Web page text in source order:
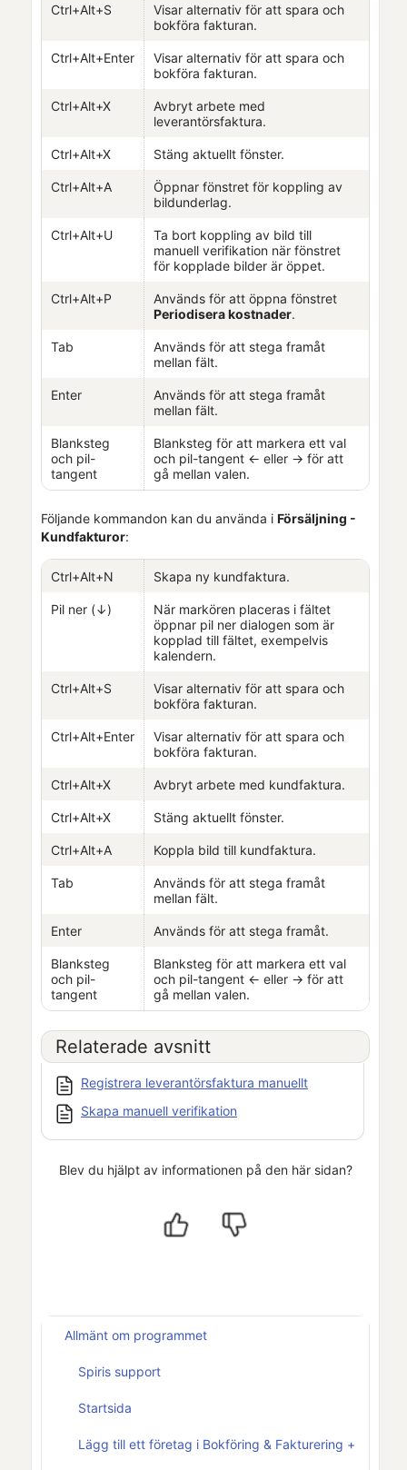
Ctrl+Alt+S
Visar alternativ för att spara och
bokföra fakturan.
Ctrl+Alt+Enter
Visar alternativ för att spara och
bokföra fakturan.
Ctrl+Alt+X
Avbryt arbete med
leverantörsfaktura.
Ctrl+Alt+X Stäng aktuellt fönster.
Ctrl+Alt+A
Öppnar fönstret för koppling av
bildunderlag.
Ctrl+Alt+U
Ta bort koppling av bild till
manuell verifikation när fönstret
för kopplade bilder är öppet.
Ctrl+Alt+P
Används för att öppna fönstret
Periodisera kostnader.
Tab
Används för att stega framåt
mellan fält.
Enter
Används för att stega framåt
mellan fält.
Blanksteg
och pil-
tangent
Blanksteg för att markera ett val
och pil-tangent ← eller → för att
gå mellan valen.
Följande kommandon kan du använda i Försäljning -
Kundfakturor:
Ctrl+Alt+N Skapa ny kundfaktura.
Pil ner (↓)
När markören placeras i fältet
öppnar pil ner dialogen som är
kopplad till fältet, exempelvis
kalendern.
Ctrl+Alt+S Visar alternativ för att spara och
bokföra fakturan.
Ctrl+Alt+Enter Visar alternativ för att spara och
bokföra fakturan.
Ctrl+Alt+X Avbryt arbete med kundfaktura.
Ctrl+Alt+X Stäng aktuellt fönster.
Ctrl+Alt+A Koppla bild till kundfaktura.
Tab
Används för att stega framåt
mellan fält.
Enter Används för att stega framåt.
Blanksteg
och pil-
tangent
Blanksteg för att markera ett val
och pil-tangent ← eller → för att
gå mellan valen.
Relaterade avsnitt
Registrera leverantörsfaktura manuellt
Skapa manuell verifikation
Blev du hjälpt av informationen på den här sidan?
Allmänt om programmet
Spiris support
Startsida
Lägg till ett företag i Bokföring & Fakturering +